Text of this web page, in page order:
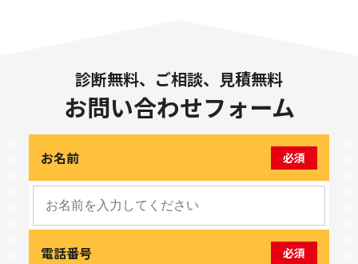
診断無料、ご相談、見積無料
お問い合わせフォーム
お名前 必須
電話番号 必須